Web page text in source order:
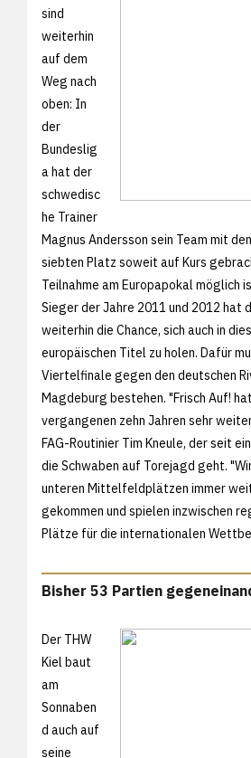
sind
weiterhin
auf dem
Weg nach
oben: In
der
Bundeslig
a hat der
schwedisc
he Trainer
Magnus Andersson sein Team mit
siebten Platz soweit auf Kurs
Teilnahme am Europapokal möglich
Sieger der Jahre 2011 und 2012 hat
weiterhin die Chance, sich auch in
europäischen Titel zu holen. Dafür
Viertelfinale gegen den deutschen
Magdeburg bestehen. "Frisch Auf!
vergangenen zehn Jahren sehr
FAG-Routinier Tim Kneule, der seit
die Schwaben auf Torejagd geht.
unteren Mittelfeldplätzen immer
gekommen und spielen inzwischen
Plätze für die internationalen
Bisher 53 Partien
Der THW
Kiel baut
am
Sonnaben
d auch auf
seine